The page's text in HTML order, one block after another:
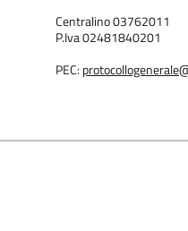
Centralino 03762011
P.Iva 02481840201
PEC: